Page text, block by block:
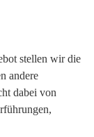
stellen wir die
andere
dabei von